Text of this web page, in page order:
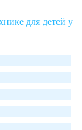
для детей у